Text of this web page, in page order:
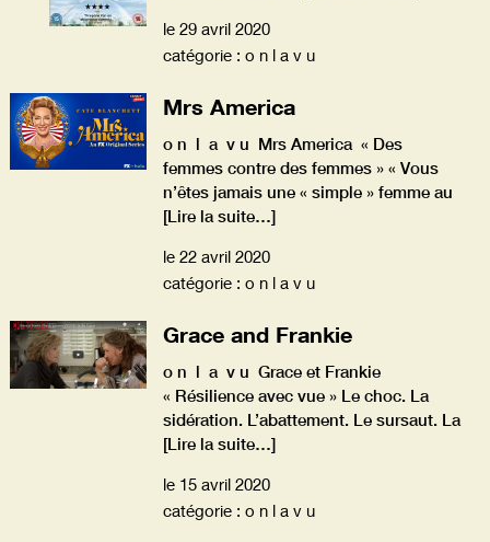
le 29 avril 2020
catégorie : o n l a v u
Mrs America
o n l a v u Mrs America « Des
femmes contre des femmes » « Vous
n’êtes jamais une « simple » femme au
[Lire la suite…]
le 22 avril 2020
catégorie : o n l a v u
Grace and Frankie
o n l a v u Grace et Frankie
« Résilience avec vue » Le choc. La
sidération. L’abattement. Le sursaut. La
[Lire la suite…]
le 15 avril 2020
catégorie : o n l a v u